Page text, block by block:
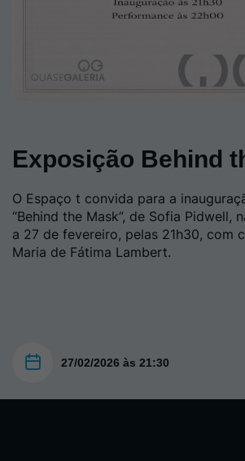
Exposição Behind
O Espaço t convida para a
“Behind the Mask”, de Sofia Pidwell,
a 27 de fevereiro, pelas 21h30, com
Maria de Fátima Lambert.
27/02/2026 às 21:30